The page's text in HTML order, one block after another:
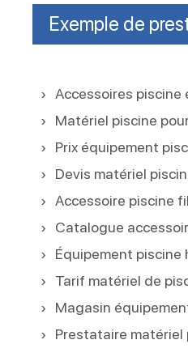
Exemple de
Accessoires piscine
Matériel piscine
Prix équipement
Devis matériel
Accessoire piscine
Catalogue
Équipement piscine
Tarif matériel de
Magasin
Prestataire matériel